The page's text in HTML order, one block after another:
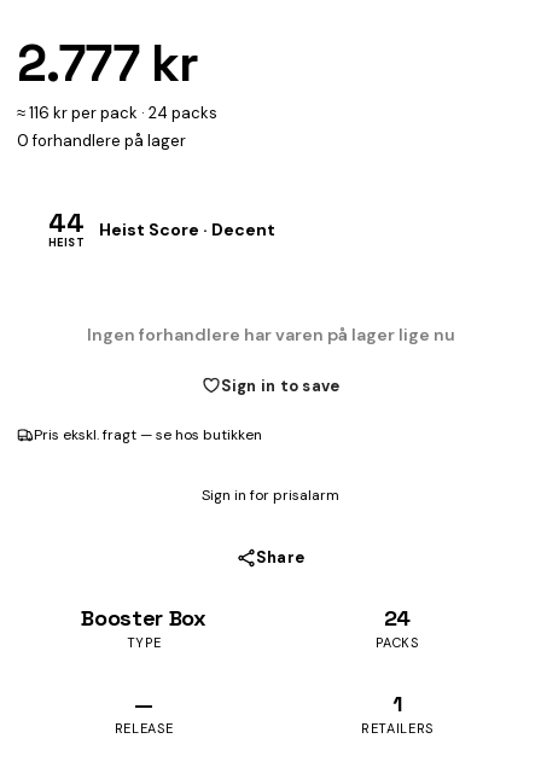
2.777 kr
≈ 116 kr per pack · 24 packs
0 forhandlere på lager
44
HEIST
Heist Score · Decent
Ingen forhandlere har varen på lager lige nu
Sign in to save
Pris ekskl. fragt — se hos butikken
Sign in for prisalarm
Share
Booster Box
TYPE
24
PACKS
—
RELEASE
1
RETAILERS